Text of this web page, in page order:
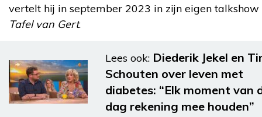
vertelt hij in september 2023 in zijn eigen talkshow
Tafel van Gert.
Lees ook: Diederik Jekel en
Schouten over leven met
diabetes: “Elk moment van
dag rekening mee houden”